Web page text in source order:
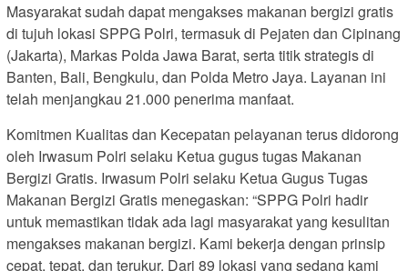
Masyarakat sudah dapat mengakses makanan bergizi gratis
di tujuh lokasi SPPG Polri, termasuk di Pejaten dan Cipinang
(Jakarta), Markas Polda Jawa Barat, serta titik strategis di
Banten, Bali, Bengkulu, dan Polda Metro Jaya. Layanan ini
telah menjangkau 21.000 penerima manfaat.
Komitmen Kualitas dan Kecepatan pelayanan terus didorong
oleh Irwasum Polri selaku Ketua gugus tugas Makanan
Bergizi Gratis. Irwasum Polri selaku Ketua Gugus Tugas
Makanan Bergizi Gratis menegaskan: “SPPG Polri hadir
untuk memastikan tidak ada lagi masyarakat yang kesulitan
mengakses makanan bergizi. Kami bekerja dengan prinsip
cepat, tepat, dan terukur. Dari 89 lokasi yang sedang kami